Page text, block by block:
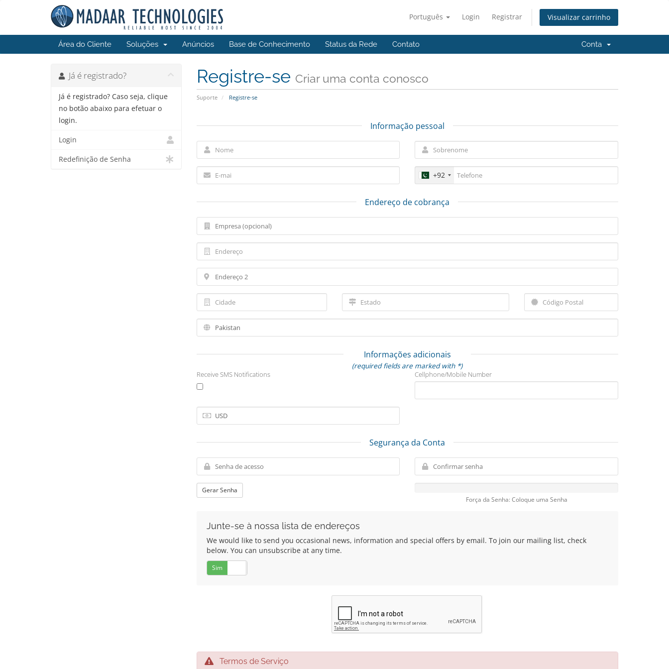
Português Login Registrar Visualizar carrinho
Área do Cliente Soluções Anúncios Base de Conhecimento Status da Rede Contato Conta
Registre-se Criar uma conta conosco
Suporte Registre-se
Já é registrado?
Já é registrado? Caso seja, clique
no botão abaixo para efetuar o
login.
Login
Redefinição de Senha
Informação pessoal
+92
Endereço de cobrança
Informações adicionais
(required fields are marked with *)
Receive SMS Notifications Cellphone/Mobile Number
Segurança da Conta
Gerar Senha
Força da Senha: Coloque uma Senha
Junte-se à nossa lista de endereços
We would like to send you occasional news, information and special offers by email. To join our mailing list, check
below. You can unsubscribe at any time.
Sim
Termos de Serviço